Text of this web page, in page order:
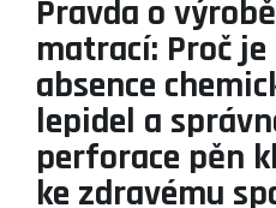
Pravda o výrobě
matrací: Proč je
absence
lepidel a
perforace pěn
ke zdravému